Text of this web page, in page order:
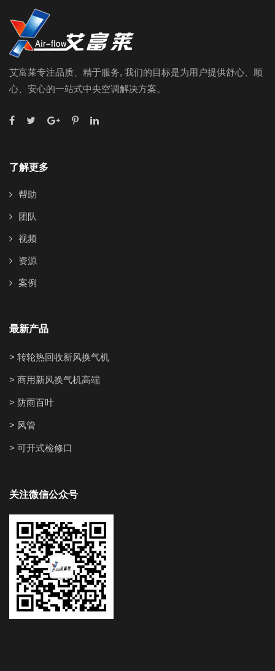
艾富莱专注品质、精于服务, 我们的目标是为用户提供舒心、顺
心、安心的一站式中央空调解决方案。
了解更多
帮助
团队
视频
资源
案例
最新产品
> 转轮热回收新风换气机
> 商用新风换气机高端
> 防雨百叶
> 风管
> 可开式检修口
关注微信公众号